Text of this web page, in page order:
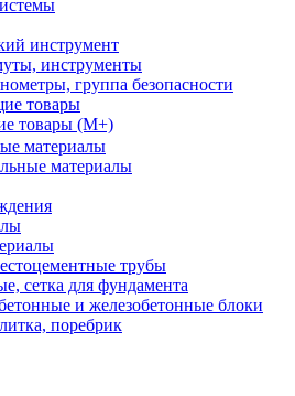
инструмент
инструменты
группа безопасности
товары
товары (М+)
материалы
материалы
трубы
сетка для фундамента
и железобетонные блоки
поребрик